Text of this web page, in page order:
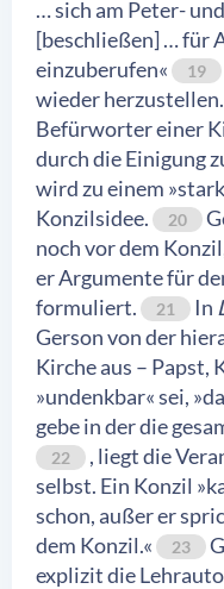
… sich am Peter-
[beschließen] … für
einzuberufen«
19
wieder
Befürworter einer
durch die Einigung
wird zu einem
Konzilsidee.
20
noch vor dem
er Argumente für
formuliert.
21 In
Gerson von der
Kirche aus – Papst,
»undenkbar« sei,
gebe in der die
22
, liegt die
selbst. Ein Konzil
schon, außer er
dem Konzil.«
23
explizit die